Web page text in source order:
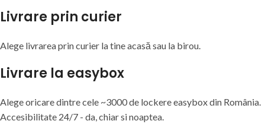
Livrare prin curier
Alege livrarea prin curier latineacasă sau la birou.
Livrare la easybox
Alege oricare dintre cele ~3000 de lockere easybox din România
Accesibilitate 24/7 - da, chiar si noaptea.